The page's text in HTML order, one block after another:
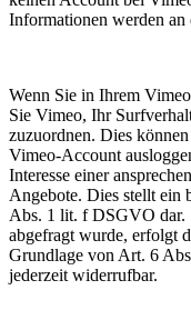
Informationen werden
Wenn Sie in Ihrem
Sie Vimeo, Ihr
zuzuordnen. Dies
Vimeo-Account
Interesse einer
Angebote. Dies stellt ein
Abs. 1 lit. f DSGVO dar.
abgefragt wurde, erfolgt
Grundlage von Art. 6
jederzeit widerrufbar.